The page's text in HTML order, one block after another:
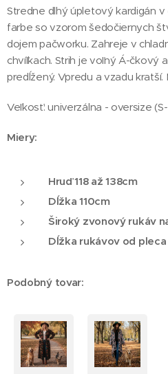
Stredne dlhý úpletový kardigán
farbe so vzorom šedočiernych
dojem pačworku. Zahreje v
chvíľkach. Strih je voľný Á-čkový
predĺžený. Vpredu a vzadu
Veľkosť: univerzálna - oversize
Miery:
Hruď 118 až 138cm
Dĺžka 110cm
Široký zvonový rukáv
Dĺžka rukávov od
Podobný tovar: